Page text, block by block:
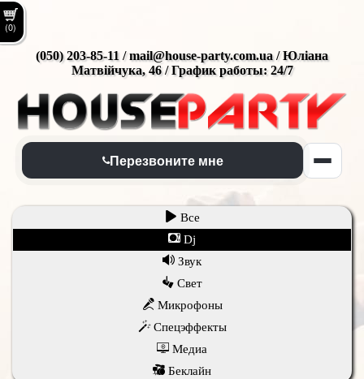
(0)
(050) 203-85-11 / mail@house-party.com.ua / Юліана
Матвійчука, 46 / График работы: 24/7
Перезвоните мне
Все
Dj
Звук
Свет
Микрофоны
Спецэффекты
Медиа
Беклайн